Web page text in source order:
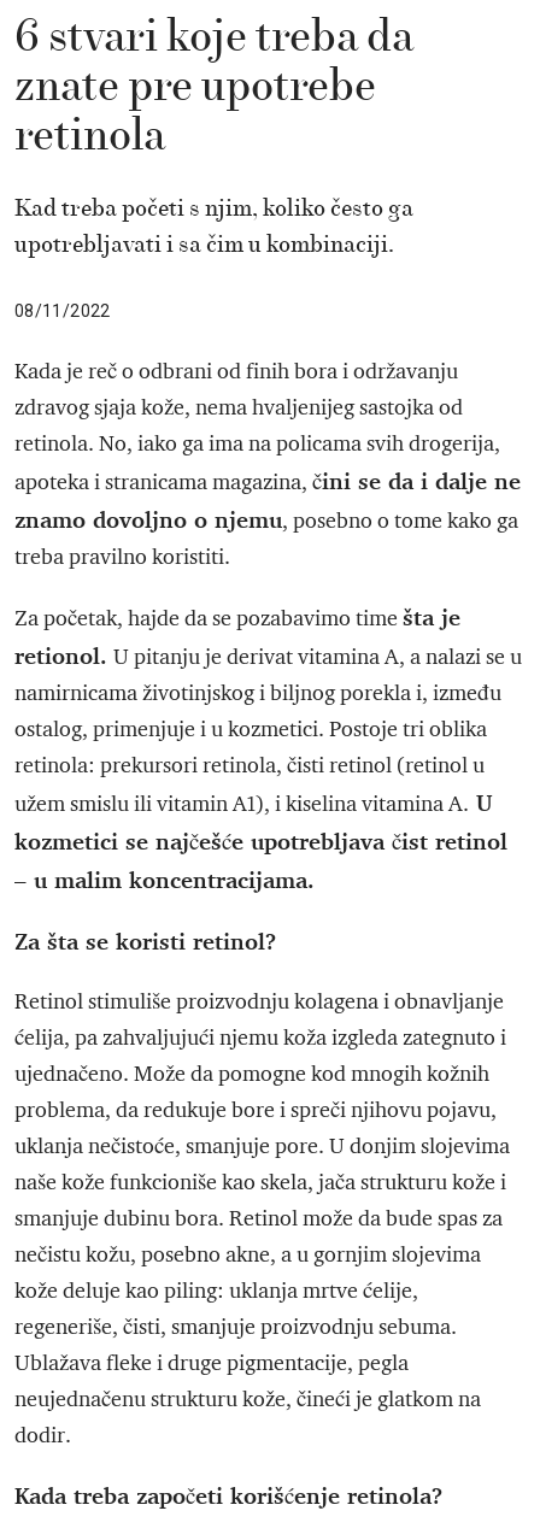
6 stvari koje treba da
znate pre upotrebe
retinola
Kad treba početi s njim, koliko često ga
upotrebljavati i sa čim u kombinaciji.
08/11/2022
Kada je reč o odbrani od finih bora i održavanju
zdravog sjaja kože, nema hvaljenijeg sastojka od
retinola. No, iako ga ima na policama svih drogerija,
apoteka i stranicama magazina, čini se da i dalje ne
znamo dovoljno o njemu, posebno o tome kako ga
treba pravilno koristiti.
Za početak, hajde da se pozabavimo time šta je
retionol. U pitanju je derivat vitamina A, a nalazi se u
namirnicama životinjskog i biljnog porekla i, između
ostalog, primenjuje i u kozmetici. Postoje tri oblika
retinola: prekursori retinola, čisti retinol (retinol u
užem smislu ili vitamin A1), i kiselina vitamina A. U
kozmetici se najčešće upotrebljava čist retinol
– u malim koncentracijama.
Za šta se koristi retinol?
Retinol stimuliše proizvodnju kolagena i obnavljanje
ćelija, pa zahvaljujući njemu koža izgleda zategnuto i
ujednačeno. Može da pomogne kod mnogih kožnih
problema, da redukuje bore i spreči njihovu pojavu,
uklanja nečistoće, smanjuje pore. U donjim slojevima
naše kože funkcioniše kao skela, jača strukturu kože i
smanjuje dubinu bora. Retinol može da bude spas za
nečistu kožu, posebno akne, a u gornjim slojevima
kože deluje kao piling: uklanja mrtve ćelije,
regeneriše, čisti, smanjuje proizvodnju sebuma.
Ublažava fleke i druge pigmentacije, pegla
neujednačenu strukturu kože, čineći je glatkom na
dodir.
Kada treba započeti korišćenje retinola?